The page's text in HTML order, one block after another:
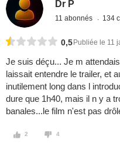
Dr P
11 abonnés 134
0,5 Publiée le 11
Je suis déçu... Je m
laissait entendre le trailer, et
inutilement long dans l
dure que 1h40, mais il n y a
banales...le film n'est pas
2 4